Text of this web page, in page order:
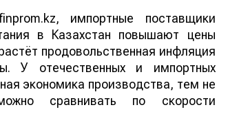
импортные поставщики
в Казахстан повышают цены
продовольственная инфляция
У отечественных и импортных
экономика производства, тем не
сравнивать по скорости